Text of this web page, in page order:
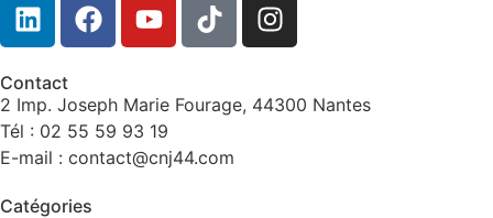
Contact
2 Imp. Joseph Marie Fourage, 44300 Nantes
Tél : 02 55 59 93 19
E-mail : contact@cnj44.com
Catégories